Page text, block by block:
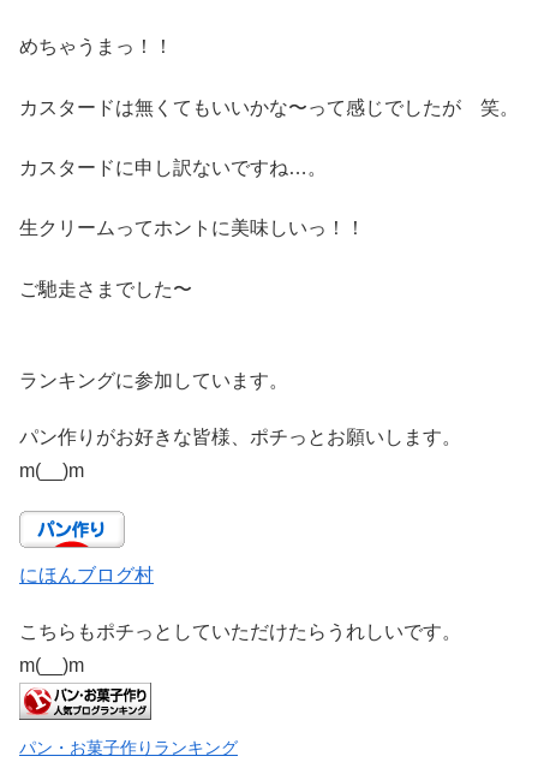
めちゃうまっ！！
カスタードは無くてもいいかな〜って感じでしたが 笑。
カスタードに申し訳ないですね…。
生クリームってホントに美味しいっ！！
ご馳走さまでした〜
ランキングに参加しています。
パン作りがお好きな皆様、ポチっとお願いします。
m(__)m
にほんブログ村
こちらもポチっとしていただけたらうれしいです。
m(__)m
パン・お菓子作りランキング